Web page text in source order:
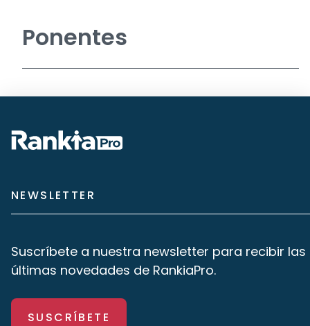
Ponentes
NEWSLETTER
Suscríbete a nuestra newsletter para recibir las
últimas novedades de RankiaPro.
SUSCRÍBETE